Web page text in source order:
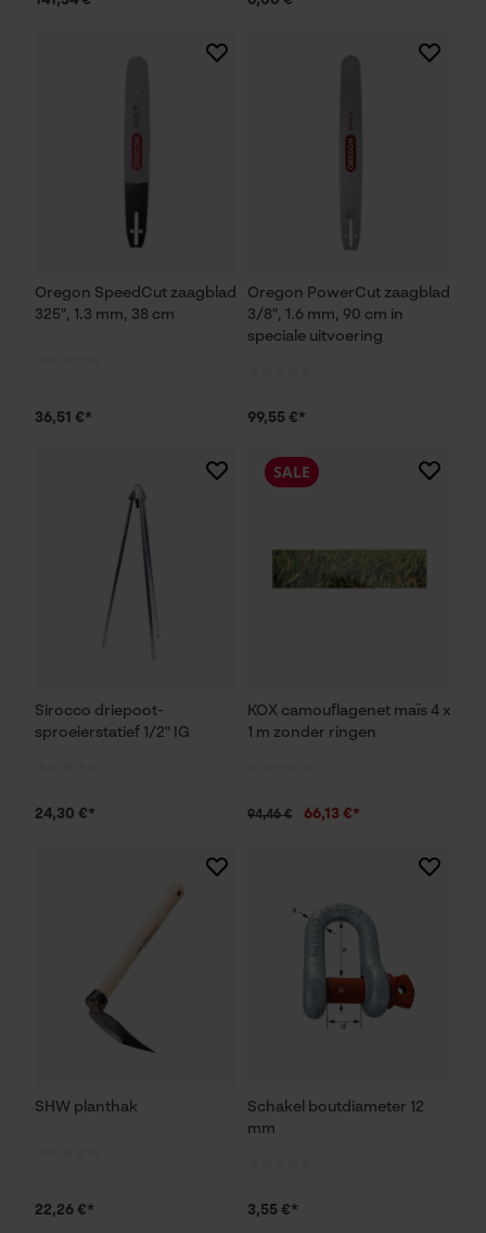
Oregon SpeedCut zaagblad
325", 1.3 mm, 38 cm
36,51 €*
Oregon PowerCut zaagblad
3/8", 1.6 mm, 90 cm in
speciale uitvoering
99,55 €*
Sirocco driepoot-
sproeierstatief 1/2" IG
24,30 €*
KOX camouflagenet maïs 4 x
1 m zonder ringen
SALE
94,46 € 66,13 €*
SHW planthak
22,26 €*
Schakel boutdiameter 12
mm
3,55 €*